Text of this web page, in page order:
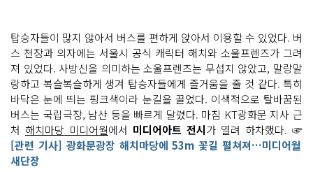
탑승자들이 많지 않아서 버스를 편하게 앉아서 이용할 수 있었다. 버
스 천장과 의자에는 서울시 공식 캐릭터 해치와 소울프렌즈가 그려
져 있었다. 사방신을 의미하는 소울프렌즈는 무섭지 않았고, 말랑말
랑하고 복슬복슬하게 생겨 탑승자들에게 즐거움을 줄 것 같다. 특히
바닥은 눈에 띄는 핑크색이라 눈길을 끌었다. 이색적으로 탈바꿈된
버스는 국립극장, 남산 등을 빠르게 달렸다. 마침 KT광화문 지사 근
처 해치마당 미디어월에서 미디어아트 전시가 열려 하차했다. ☞
[관련 기사] 광화문광장 해치마당에 53m 꽃길 펼쳐져…미디어월
새단장